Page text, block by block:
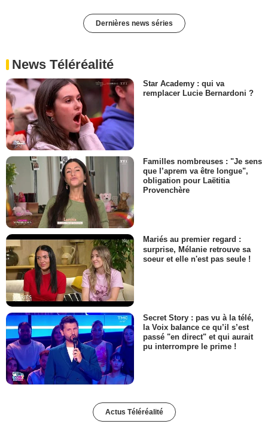
Dernières news séries
News Téléréalité
Star Academy : qui va
remplacer Lucie Bernardoni ?
Familles nombreuses : "Je sens
que l’aprem va être longue",
obligation pour Laëtitia
Provenchère
Mariés au premier regard :
surprise, Mélanie retrouve sa
soeur et elle n'est pas seule !
Secret Story : pas vu à la télé,
la Voix balance ce qu’il s’est
passé "en direct" et qui aurait
pu interrompre le prime !
Actus Téléréalité